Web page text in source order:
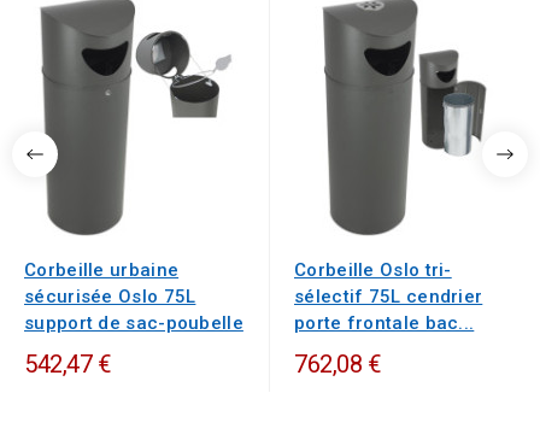
Corbeille urbaine
sécurisée Oslo 75L
support de sac-poubelle
542,47 €
Corbeille Oslo tri-
sélectif 75L cendrier
porte frontale bac...
762,08 €